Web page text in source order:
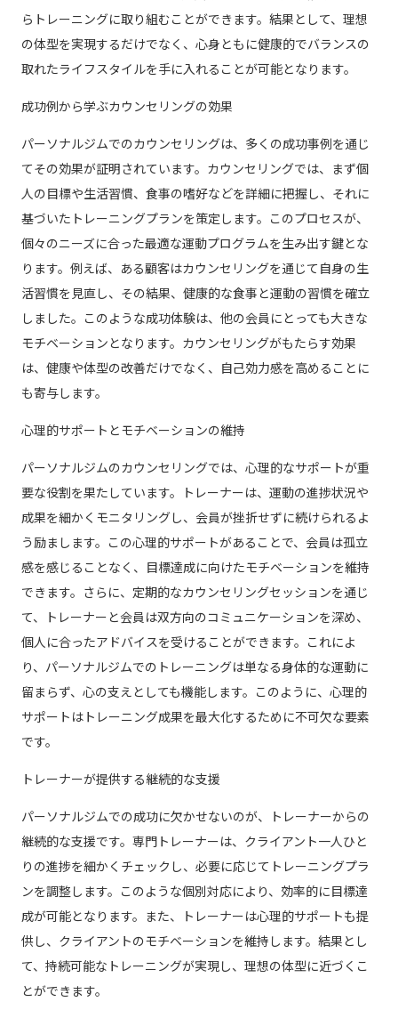
らトレーニングに取り組むことができます。結果として、理想
の体型を実現するだけでなく、心身ともに健康的でバランスの
取れたライフスタイルを手に入れることが可能となります。
成功例から学ぶカウンセリングの効果
パーソナルジムでのカウンセリングは、多くの成功事例を通じ
てその効果が証明されています。カウンセリングでは、まず個
人の目標や生活習慣、食事の嗜好などを詳細に把握し、それに
基づいたトレーニングプランを策定します。このプロセスが、
個々のニーズに合った最適な運動プログラムを生み出す鍵とな
ります。例えば、ある顧客はカウンセリングを通じて自身の生
活習慣を見直し、その結果、健康的な食事と運動の習慣を確立
しました。このような成功体験は、他の会員にとっても大きな
モチベーションとなります。カウンセリングがもたらす効果
は、健康や体型の改善だけでなく、自己効力感を高めることに
も寄与します。
心理的サポートとモチベーションの維持
パーソナルジムのカウンセリングでは、心理的なサポートが重
要な役割を果たしています。トレーナーは、運動の進捗状況や
成果を細かくモニタリングし、会員が挫折せずに続けられるよ
う励まします。この心理的サポートがあることで、会員は孤立
感を感じることなく、目標達成に向けたモチベーションを維持
できます。さらに、定期的なカウンセリングセッションを通じ
て、トレーナーと会員は双方向のコミュニケーションを深め、
個人に合ったアドバイスを受けることができます。これによ
り、パーソナルジムでのトレーニングは単なる身体的な運動に
留まらず、心の支えとしても機能します。このように、心理的
サポートはトレーニング成果を最大化するために不可欠な要素
です。
トレーナーが提供する継続的な支援
パーソナルジムでの成功に欠かせないのが、トレーナーからの
継続的な支援です。専門トレーナーは、クライアント一人ひと
りの進捗を細かくチェックし、必要に応じてトレーニングプラ
ンを調整します。このような個別対応により、効率的に目標達
成が可能となります。また、トレーナーは心理的サポートも提
供し、クライアントのモチベーションを維持します。結果とし
て、持続可能なトレーニングが実現し、理想の体型に近づくこ
とができます。